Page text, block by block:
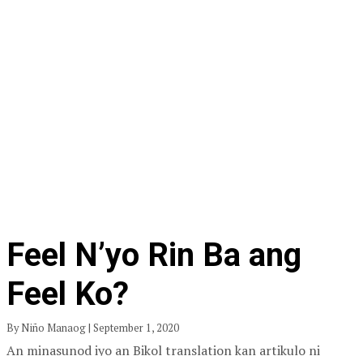
Feel N’yo Rin Ba ang
Feel Ko?
By Niño Manaog | September 1, 2020
An minasunod iyo an Bikol translation kan artikulo ni